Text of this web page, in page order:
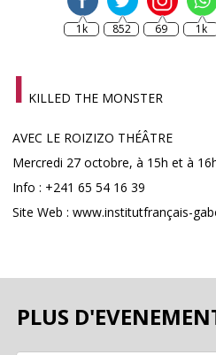
1k 852 69 1k
I KILLED THE MONSTER
AVEC LE ROIZIZO THÉÂTRE
Mercredi 27 octobre, à 15h et à
Info : +241 65 54 16 39
Site Web : www.institutfrançais-
PLUS